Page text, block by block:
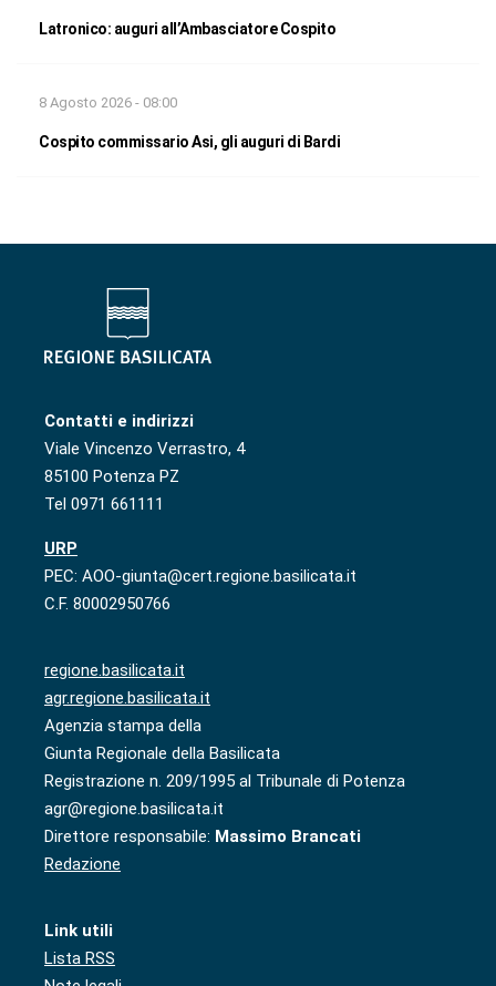
Latronico: auguri all’Ambasciatore Cospito
8 Agosto 2026 - 08:00
Cospito commissario Asi, gli auguri di Bardi
Contatti e indirizzi
Viale Vincenzo Verrastro, 4
85100 Potenza PZ
Tel 0971 661111
URP
PEC: AOO-giunta@cert.regione.basilicata.it
C.F. 80002950766
regione.basilicata.it
agr.regione.basilicata.it
Agenzia stampa della
Giunta Regionale della Basilicata
Registrazione n. 209/1995 al Tribunale di Potenza
agr@regione.basilicata.it
Direttore responsabile: Massimo Brancati
Redazione
Link utili
Lista RSS